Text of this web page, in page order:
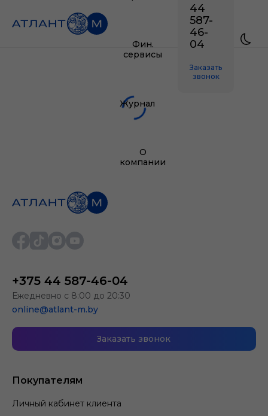
Фин.
сервисы
Журнал
О
компании
44
587-
46-
04
Заказать
звонок
Покупателям
Личный кабинет клиента
+375 44 587-46-04
Ежедневно с 8:00 до 20:30
online@atlant-m.by
Заказать звонок